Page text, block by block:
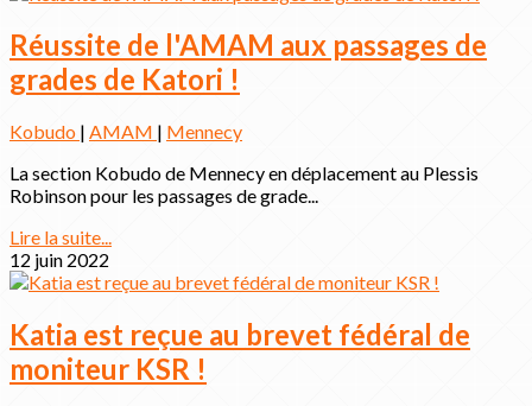
Réussite de l'AMAM aux passages de
grades de Katori !
Kobudo | AMAM | Mennecy
La section Kobudo de Mennecy en déplacement au Plessis
Robinson pour les passages de grade...
Lire la suite...
12 juin 2022
Katia est reçue au brevet fédéral de
moniteur KSR !